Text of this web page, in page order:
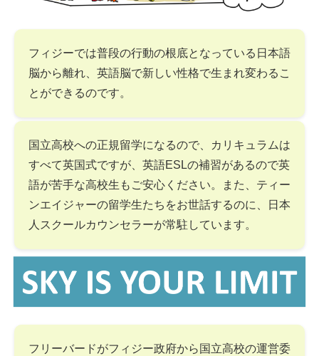
フィジーでは普段の行動の根底となっている日本語
脳から離れ、英語脳で新しい性格で生まれ変わるこ
とができるのです。
国立高校への正規留学になるので、カリキュラムは
すべて英国式ですが、英語ESLの補習があるので英
語が苦手な高校生もご安心ください。また、ティー
ンエイジャーの留学生たちをお世話するのに、日本
人スクールカウンセラーが常駐しています。
フリーバードがフィジー政府から国立高校の運営委